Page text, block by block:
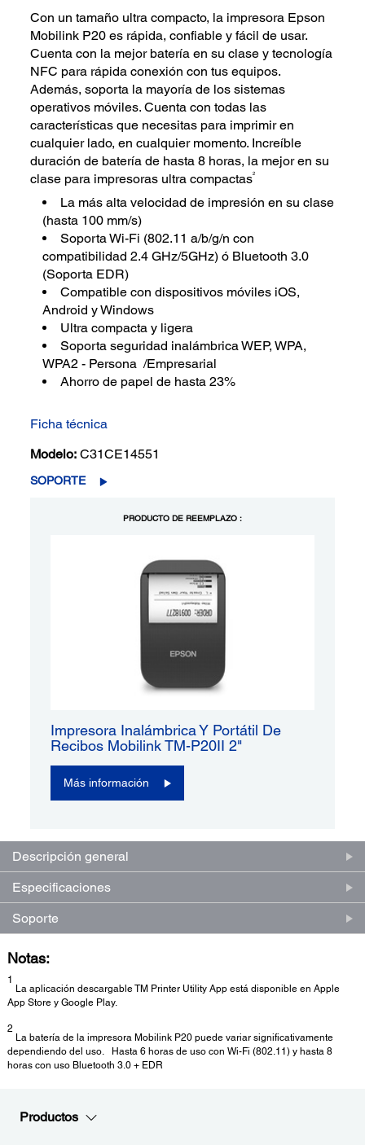
Con un tamaño ultra compacto, la impresora Epson
Mobilink P20 es rápida, confiable y fácil de usar.
Cuenta con la mejor batería en su clase y tecnología
NFC para rápida conexión con tus equipos.
Además, soporta la mayoría de los sistemas
operativos móviles. Cuenta con todas las
características que necesitas para imprimir en
cualquier lado, en cualquier momento. Increíble
duración de batería de hasta 8 horas, la mejor en su
clase para impresoras ultra compactas2
La más alta velocidad de impresión en su clase
(hasta 100 mm/s)
Soporta Wi-Fi (802.11 a/b/g/n con
compatibilidad 2.4 GHz/5GHz) ó Bluetooth 3.0
(Soporta EDR)
Compatible con dispositivos móviles iOS,
Android y Windows
Ultra compacta y ligera
Soporta seguridad inalámbrica WEP, WPA,
WPA2 - Persona /Empresarial
Ahorro de papel de hasta 23%
Ficha técnica
Modelo: C31CE14551
SOPORTE
PRODUCTO DE REEMPLAZO :
Impresora Inalámbrica Y Portátil De
Recibos Mobilink TM-P20II 2"
Más información
Descripción general
Especificaciones
Soporte
Notas:
1
La aplicación descargable TM Printer Utility App está disponible en Apple
App Store y Google Play.
2
La batería de la impresora Mobilink P20 puede variar significativamente
dependiendo del uso. Hasta 6 horas de uso con Wi-Fi (802.11) y hasta 8
horas con uso Bluetooth 3.0 + EDR
Productos